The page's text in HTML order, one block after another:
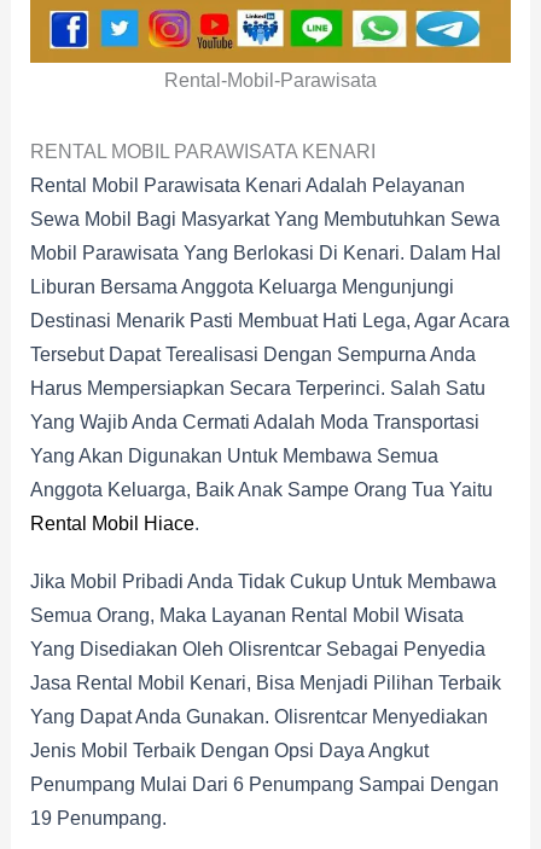
Rental-Mobil-Parawisata
RENTAL MOBIL PARAWISATA KENARI
Rental Mobil Parawisata Kenari Adalah Pelayanan
Sewa Mobil Bagi Masyarkat Yang Membutuhkan Sewa
Mobil Parawisata Yang Berlokasi Di Kenari. Dalam Hal
Liburan Bersama Anggota Keluarga Mengunjungi
Destinasi Menarik Pasti Membuat Hati Lega, Agar Acara
Tersebut Dapat Terealisasi Dengan Sempurna Anda
Harus Mempersiapkan Secara Terperinci. Salah Satu
Yang Wajib Anda Cermati Adalah Moda Transportasi
Yang Akan Digunakan Untuk Membawa Semua
Anggota Keluarga, Baik Anak Sampe Orang Tua Yaitu
Rental Mobil Hiace.
Jika Mobil Pribadi Anda Tidak Cukup Untuk Membawa
Semua Orang, Maka Layanan Rental Mobil Wisata
Yang Disediakan Oleh Olisrentcar Sebagai Penyedia
Jasa Rental Mobil Kenari, Bisa Menjadi Pilihan Terbaik
Yang Dapat Anda Gunakan. Olisrentcar Menyediakan
Jenis Mobil Terbaik Dengan Opsi Daya Angkut
Penumpang Mulai Dari 6 Penumpang Sampai Dengan
19 Penumpang.